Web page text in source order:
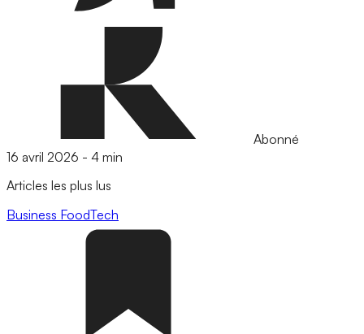
Abonné
16 avril 2026 - 4 min
Articles les plus lus
Business FoodTech